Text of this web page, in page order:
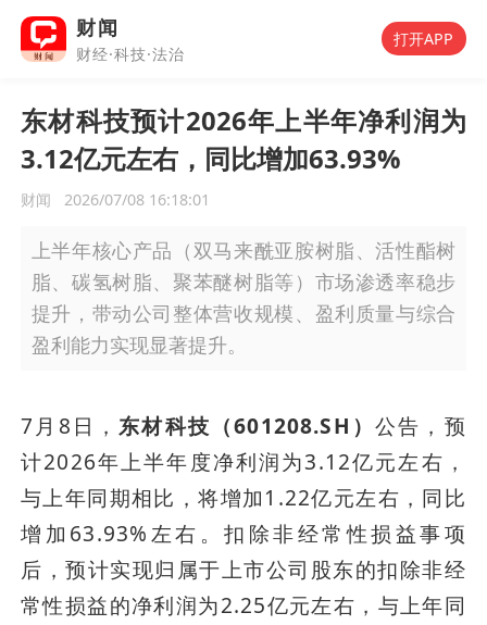
财闻
财经·科技·法治
打开APP
东材科技预计2026年上半年净利润为
3.12亿元左右，同比增加63.93%
财闻 2026/07/08 16:18:01
上半年核心产品（双马来酰亚胺树脂、活性酯树
脂、碳氢树脂、聚苯醚树脂等）市场渗透率稳步
提升，带动公司整体营收规模、盈利质量与综合
盈利能力实现显著提升。
7月8日， 东材科技（601208.SH）公告，预
计2026年上半年度净利润为3.12亿元左右，
与上年同期相比，将增加1.22亿元左右，同比
增加63.93%左右。扣除非经常性损益事项
后，预计实现归属于上市公司股东的扣除非经
常性损益的净利润为2.25亿元左右，与上年同